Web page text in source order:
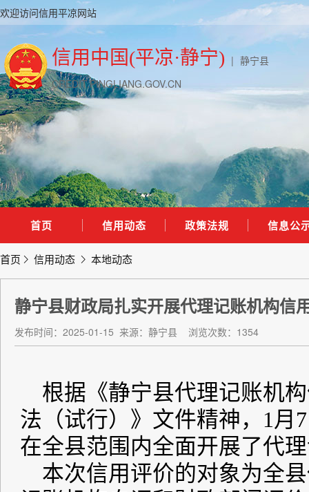
欢迎访问信用平凉网站
信用中国(平凉·静宁) | 静宁县
CREDIT.PINGLIANG.GOV.CN
首页 信用动态 政策法规 信息公
首页 信用动态 本地动态
静宁县财政局扎实开展代理记账机构信
发布时间：2025-01-15 来源：静宁县 浏览次数：1354